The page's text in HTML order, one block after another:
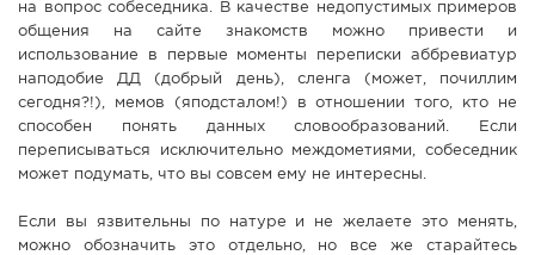
на вопрос собеседника. В качестве недопустимых примеров
общения на сайте знакомств можно привести и
использование в первые моменты переписки аббревиатур
наподобие ДД (добрый день), сленга (может, почиллим
сегодня?!), мемов (яподсталом!) в отношении того, кто не
способен понять данных словообразований. Если
переписываться исключительно междометиями, собеседник
может подумать, что вы совсем ему не интересны.
Если вы язвительны по натуре и не желаете это менять,
можно обозначить это отдельно, но все же старайтесь